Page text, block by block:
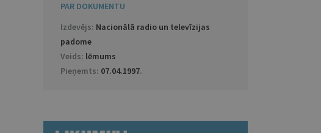
PAR DOKUMENTU
Izdevējs: Nacionālā radio un televīzijas
padome
Veids: lēmums
Pieņemts: 07.04.1997.